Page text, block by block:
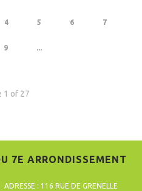
4 5 6 7
9 ...
1 of 27
7E ARRONDISSEMENT
ADRESSE : 116 RUE DE GRENELLE